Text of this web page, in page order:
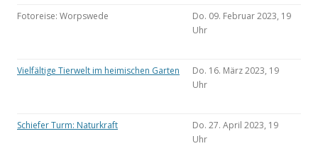
Fotoreise: Worpswede
Do. 09. Februar 2023, 19
Uhr
Vielfältige Tierwelt im heimischen Garten
Do. 16. März 2023, 19
Uhr
Schiefer Turm: Naturkraft
Do. 27. April 2023, 19
Uhr